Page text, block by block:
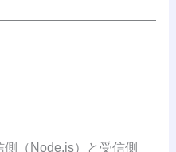
（Node.js）と受信側